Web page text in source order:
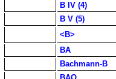
B IV (4)
B V (5)
<B>
BA
Bachmann-B